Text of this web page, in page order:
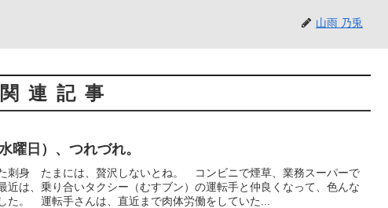
山雨 乃兎
関連記事
曜日）、つれづれ。
刺身 たまには、贅沢しないとね。 コンビニで煙草、業務スーパーで
は、乗り合いタクシー（むすブン）の運転手と仲良くなって、色んな
た。 運転手さんは、直近まで肉体労働をしていた...